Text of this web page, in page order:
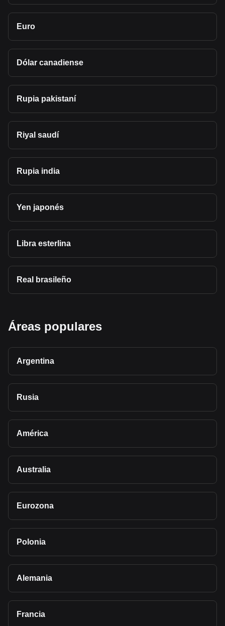
Euro
Dólar canadiense
Rupia pakistaní
Riyal saudí
Rupia india
Yen japonés
Libra esterlina
Real brasileño
Áreas populares
Argentina
Rusia
América
Australia
Eurozona
Polonia
Alemania
Francia